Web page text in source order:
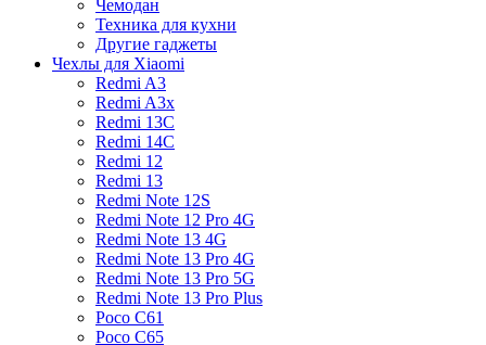
Чемодан
Техника для кухни
Другие гаджеты
Чехлы для Xiaomi
Redmi A3
Redmi A3x
Redmi 13C
Redmi 14C
Redmi 12
Redmi 13
Redmi Note 12S
Redmi Note 12 Pro 4G
Redmi Note 13 4G
Redmi Note 13 Pro 4G
Redmi Note 13 Pro 5G
Redmi Note 13 Pro Plus
Poco C61
Poco C65